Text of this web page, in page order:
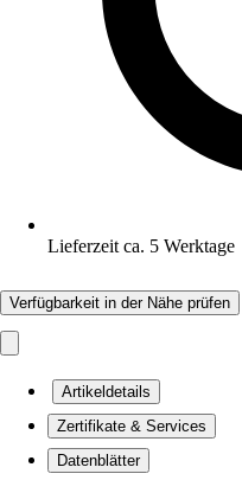
Lieferzeit ca. 5 Werktage
Verfügbarkeit in der Nähe prüfen
Artikeldetails
Zertifikate & Services
Datenblätter